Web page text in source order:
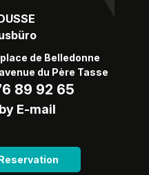
de Belledonne
du Père Tasse
89 92 65
E-mail